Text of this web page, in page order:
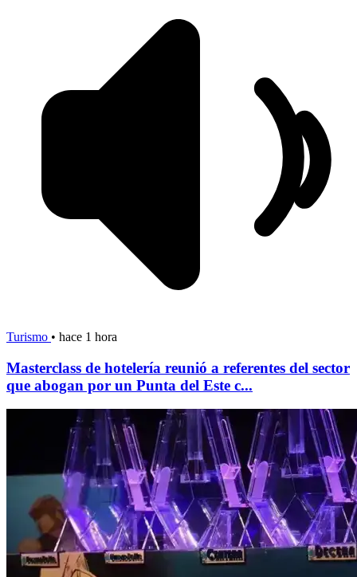
Turismo • hace 1 hora
Masterclass de hotelería reunió a referentes del sector
que abogan por un Punta del Este c...